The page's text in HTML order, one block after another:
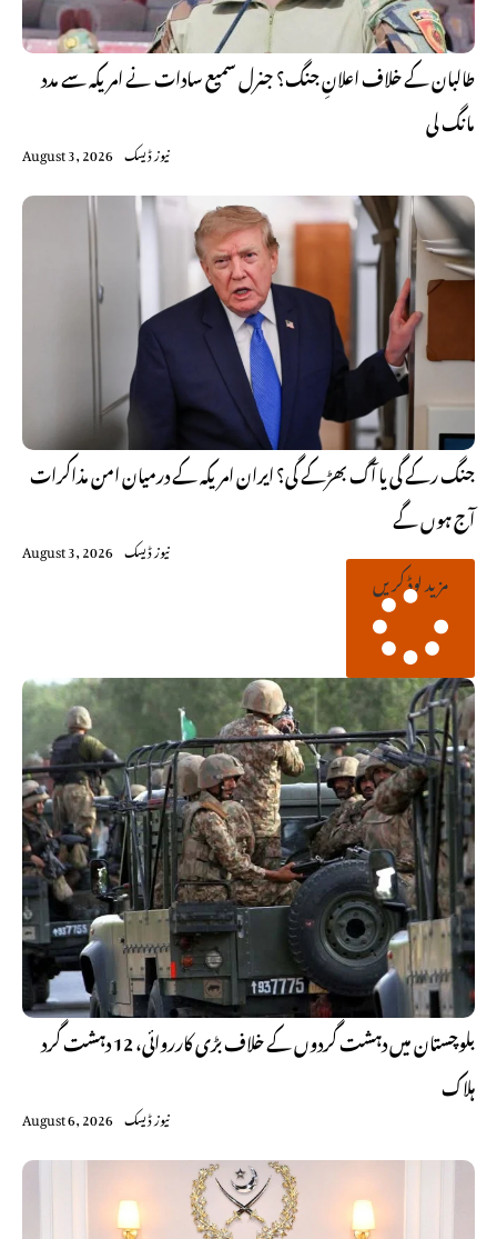
بلوچستان میں دہشت گردوں کے خلاف بڑی کارروائی، 12 دہشت گرد
ہلاک
August 6, 2026 نیوز ڈیسک
طالبان کے خلاف اعلانِ جنگ؟ جنرل سمیع سادات نے امریکہ سے مدد
مانگ لی
August 3, 2026 نیوز ڈیسک
جنگ رکے گی یا آگ بھڑکے گی؟ ایران امریکہ کے درمیان امن مذاکرات
آج ہوں گے
August 3, 2026 نیوز ڈیسک
مزید لوڈ کریں